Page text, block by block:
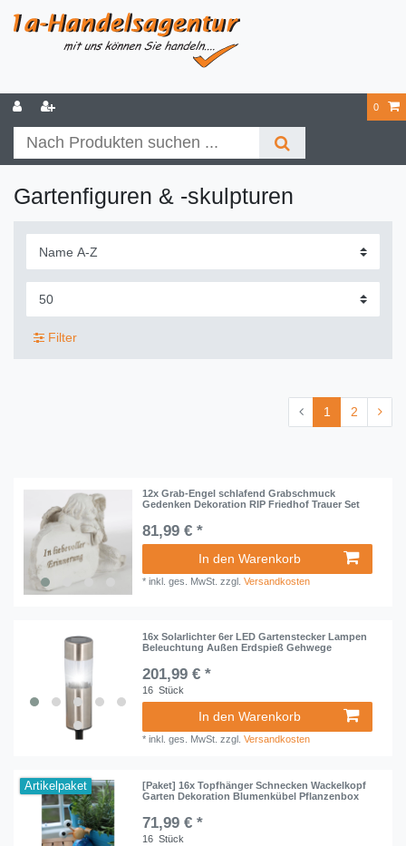
0
Gartenfiguren & -skulpturen
Filter
1 2
12x Grab-Engel schlafend Grabschmuck
Gedenken Dekoration RIP Friedhof Trauer Set
81,99 € *
In den Warenkorb
*inkl. ges. MwSt. zzgl.Versandkosten
16x Solarlichter 6er LED Gartenstecker Lampen
Beleuchtung Außen Erdspieß Gehwege
201,99 € *
16 Stück
In den Warenkorb
*inkl. ges. MwSt. zzgl.Versandkosten
Artikelpaket
[Paket] 16x Topfhänger Schnecken Wackelkopf
Garten Dekoration Blumenkübel Pflanzenbox
71,99 € *
16 Stück